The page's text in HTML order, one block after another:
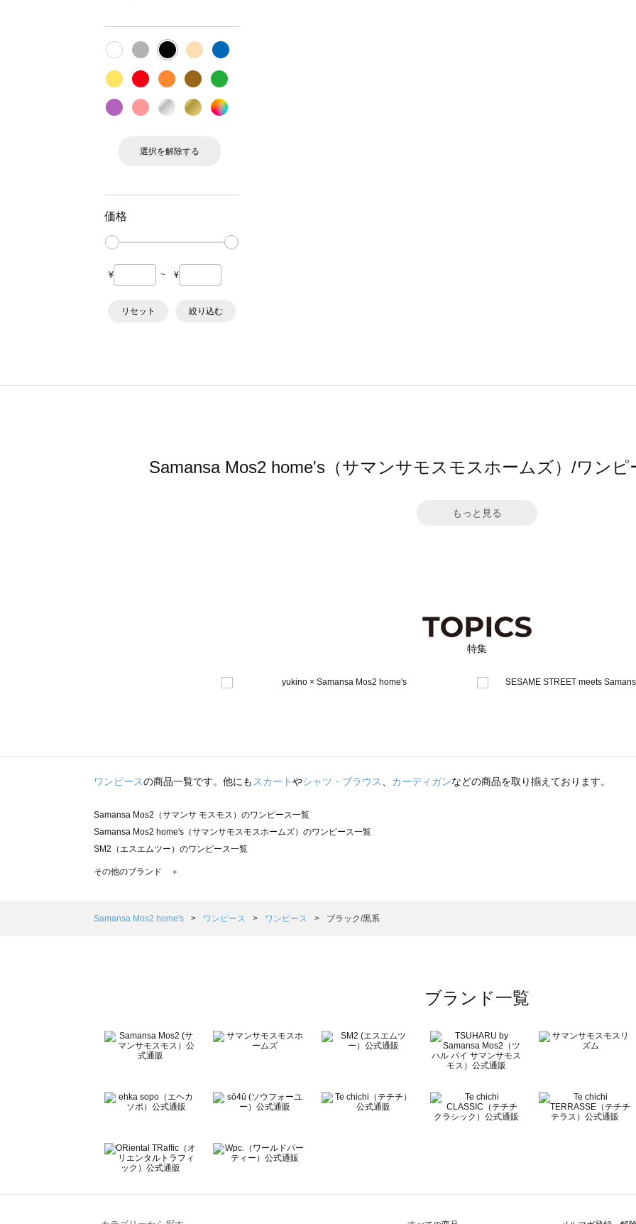
選択を解除する
価格
¥ ~ ¥
リセット 絞り込む
Samansa Mos2 home's（サマンサモスモスホームズ）/ワン
もっと見る
特集
ワンピースの商品一覧です。他にも スカートやシャツ・ブラウス カーディガンなどの商品を取り揃えております。
Samansa Mos2（サマンサ モスモス）のワンピース一覧
Samansa Mos2 home's（サマンサモスモスホームズ）のワンピース一覧
SM2（エスエムツー）のワンピース一覧
TSUHARU by Samansa Mos2（ツハルバイサマンサモスモス）のワンピース一覧
Samansa Mos2 Lagom（サマンサモスモス ラーゴム）のワンピース一覧
BETTY'S BLUE（べティーズブルー）のワンピース一覧
Wpc.（ワールドパーティー）のワンピース一覧
その他のブランド ＋
Samansa Mos2 home's ワンピース ワンピース ブラック/黒系
ブランド一覧